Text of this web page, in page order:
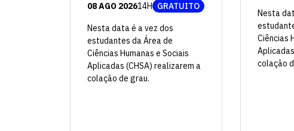
08 AGO 202614H GRATUITO
Nesta data é a vez dos
estudantes da Área de
Ciências Humanas e Sociais
Aplicadas (CHSA) realizarem a
colação de grau.
Nesta
Ciências
colação